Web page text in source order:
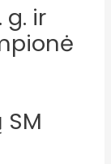
g. ir